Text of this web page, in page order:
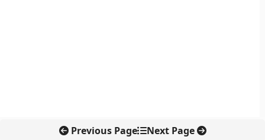
Previous Page Next Page